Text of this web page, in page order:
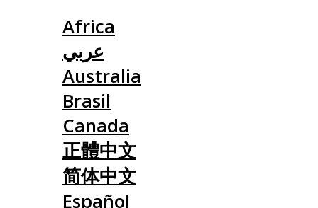
Africa
عربي
Australia
Brasil
Canada
正體中文
简体中文
Español